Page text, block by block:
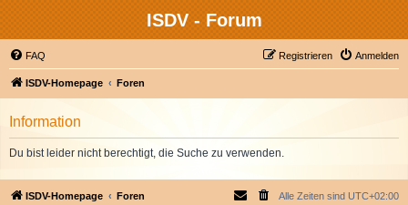
ISDV - Forum
FAQ Anmelden
Registrieren
ISDV-Homepage Foren
Information
Du bist leider nicht berechtigt, die Suche zu verwenden.
ISDV-Homepage Foren Alle Zeiten sind UTC+02:00